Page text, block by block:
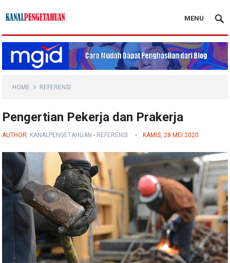
Kanal Pengetahuan
MENU
HOME REFERENSI
Pengertian Pekerja dan Prakerja
AUTHOR: KANALPENGETAHUAN - REFERENSI KAMIS, 28 MEI 2020